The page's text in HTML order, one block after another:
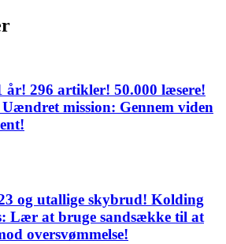
296 artikler! 50.000 læsere!
mission: Gennem viden
og utallige skybrud! Kolding
Lær at bruge sandsække til at
oversvømmelse!